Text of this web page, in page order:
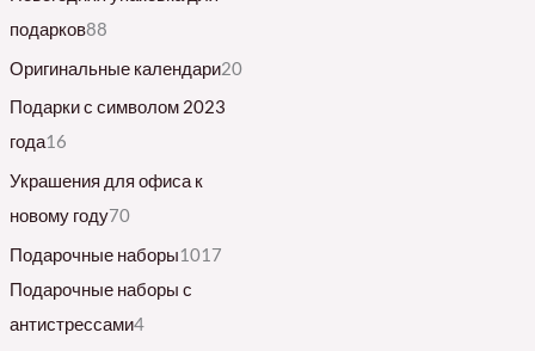
подарков88
Оригинальные календари20
Подарки с символом 2023
года16
Украшения для офиса к
новому году70
Подарочные наборы1017
Подарочные наборы с
антистрессами4